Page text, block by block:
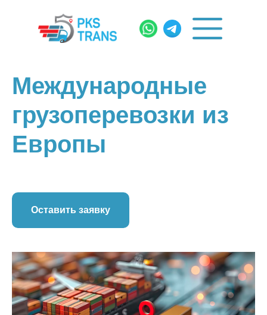
Международные
грузоперевозки из
Европы
Оставить заявку